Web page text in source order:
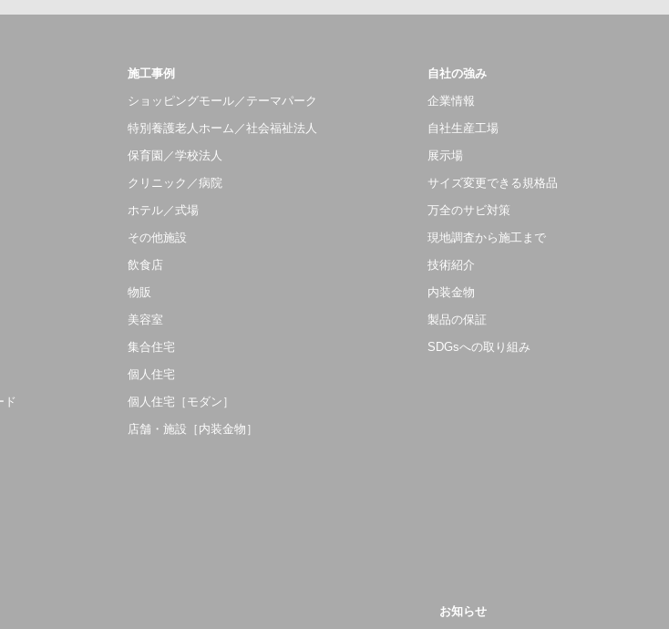
ド
施工事例
ショッピングモール／テーマパーク
特別養護老人ホーム／社会福祉法人
保育園／学校法人
クリニック／病院
ホテル／式場
その他施設
飲食店
物販
美容室
集合住宅
個人住宅
個人住宅［モダン］
店舗・施設［内装金物］
自社の強み
企業情報
自社生産工場
展示場
サイズ変更できる規格品
万全のサビ対策
現地調査から施工まで
技術紹介
内装金物
製品の保証
SDGsへの取り組み
お知らせ